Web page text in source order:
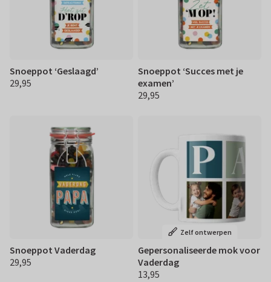
Snoeppot ‘Geslaagd’
€ 29,95
29,95
Snoeppot ‘Succes met je
examen’
€ 29,95
29,95
Snoeppot Vaderdag
€ 29,95
29,95
Zelf ontwerpen
Gepersonaliseerde mok voor
Vaderdag
€ 13,95
13,95